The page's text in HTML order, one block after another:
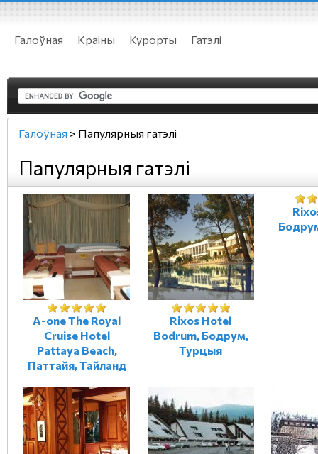
Галоўная Краіны Курорты Гатэлі
Галоўная > Папулярныя гатэлі
Папулярныя гатэлі
A-one The Royal
Cruise Hotel
Pattaya Beach,
Паттайя, Тайланд
Rixos Hotel
Bodrum, Бодрум,
Турцыя